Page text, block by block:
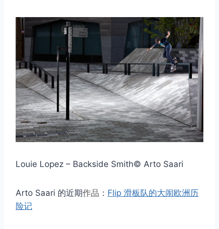
Louie Lopez – Backside Smith© Arto Saari
Arto Saari 的近期作品 ： Flip 滑板队的大闹欧洲历
险记